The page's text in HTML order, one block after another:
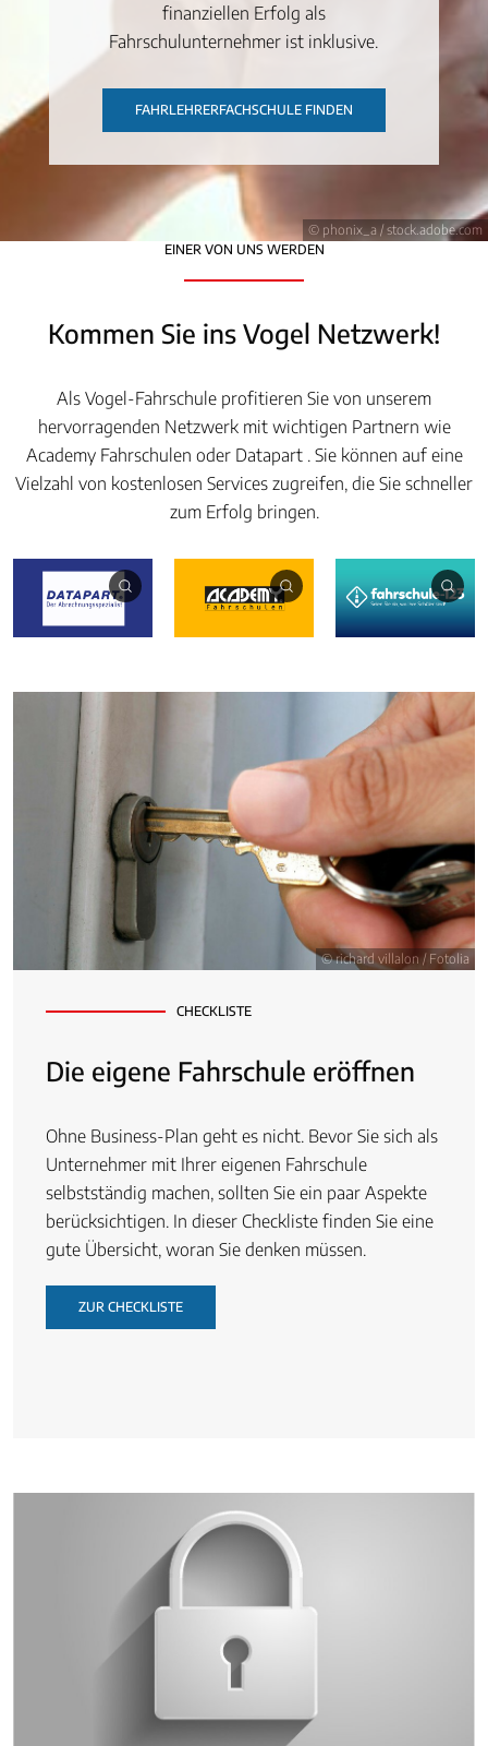
© phonix_a / stock.adobe.com
finanziellen Erfolg als
Fahrschulunternehmer ist inklusive.
FAHRLEHRERFACHSCHULE FINDEN
EINER VON UNS WERDEN
Kommen Sie ins Vogel Netzwerk!
Als Vogel-Fahrschule profitieren Sie von unserem
hervorragenden Netzwerk mit wichtigen Partnern wie
Academy Fahrschulen oder Datapart . Sie können auf eine
Vielzahl von kostenlosen Services zugreifen, die Sie schneller
zum Erfolg bringen.
© richard villalon / Fotolia
CHECKLISTE
Die eigene Fahrschule eröffnen
Ohne Business-Plan geht es nicht. Bevor Sie sich als
Unternehmer mit Ihrer eigenen Fahrschule
selbstständig machen, sollten Sie ein paar Aspekte
berücksichtigen. In dieser Checkliste finden Sie eine
gute Übersicht, woran Sie denken müssen.
ZUR CHECKLISTE